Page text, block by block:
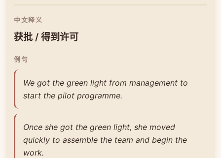
中文释义
获批 / 得到许可
例句
We got the green light from management to
start the pilot programme.
Once she got the green light, she moved
quickly to assemble the team and begin the
work.